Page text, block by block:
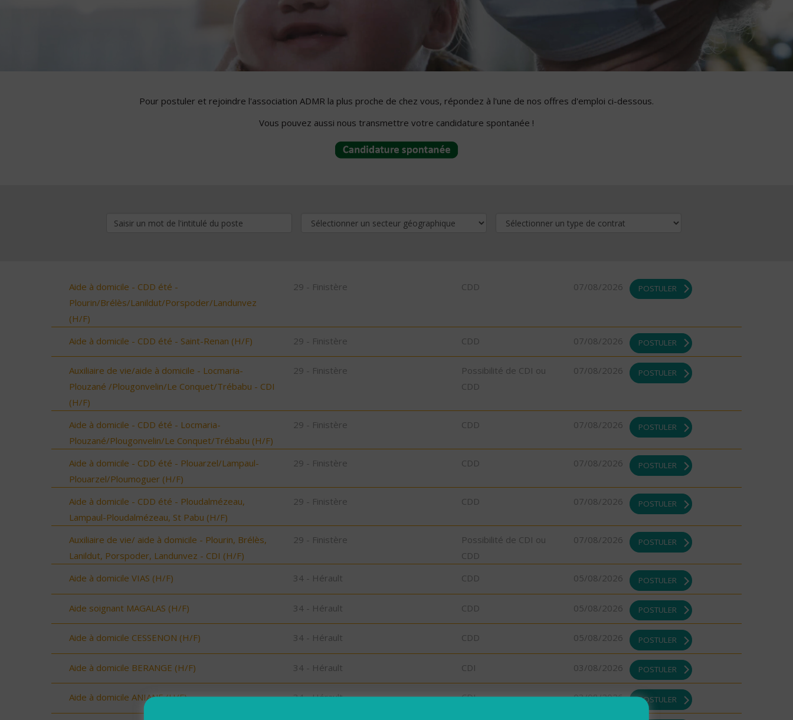
Pour postuler et rejoindre l'association ADMR la plus proche de chez vous, répondez à l'une de nos offres d'emploi ci-dessous.
Vous pouvez aussi nous transmettre votre candidature spontanée !
Aide à domicile - CDD été -
Plourin/Brélès/Lanildut/Porspoder/Landunvez
(H/F)
29 - Finistère CDD 07/08/2026 POSTULER
Aide à domicile - CDD été - Saint-Renan (H/F) 29 - Finistère CDD 07/08/2026 POSTULER
Auxiliaire de vie/aide à domicile - Locmaria-
Plouzané /Plougonvelin/Le Conquet/Trébabu - CDI
(H/F)
29 - Finistère
Possibilité de CDI ou
CDD
07/08/2026 POSTULER
Aide à domicile - CDD été - Locmaria-
Plouzané/Plougonvelin/Le Conquet/Trébabu (H/F)
29 - Finistère CDD 07/08/2026 POSTULER
Aide à domicile - CDD été - Plouarzel/Lampaul-
Plouarzel/Ploumoguer (H/F)
29 - Finistère CDD 07/08/2026 POSTULER
Aide à domicile - CDD été - Ploudalmézeau,
Lampaul-Ploudalmézeau, St Pabu (H/F)
29 - Finistère CDD 07/08/2026 POSTULER
Auxiliaire de vie/ aide à domicile - Plourin, Brélès,
Lanildut, Porspoder, Landunvez - CDI (H/F)
29 - Finistère
Possibilité de CDI ou
CDD
07/08/2026 POSTULER
Aide à domicile VIAS (H/F) 34 - Hérault CDD 05/08/2026 POSTULER
Aide soignant MAGALAS (H/F) 34 - Hérault CDD 05/08/2026 POSTULER
Aide à domicile CESSENON (H/F) 34 - Hérault CDD 05/08/2026 POSTULER
Aide à domicile BERANGE (H/F) 34 - Hérault CDI 03/08/2026 POSTULER
Aide à domicile ANIANE (H/F) 34 - Hérault CDI 03/08/2026 POSTULER